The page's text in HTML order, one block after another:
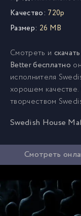
Качество: 720p
Размер: 26 MB
Смотреть и
Better бесплатно
исполнителя
хорошем
творчеством
Swedish House
Смотреть